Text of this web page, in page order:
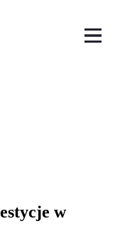
w